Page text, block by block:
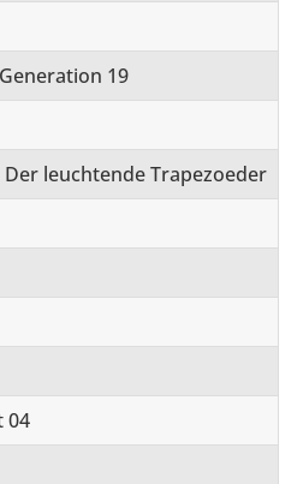
19
leuchtende Trapezoeder
04